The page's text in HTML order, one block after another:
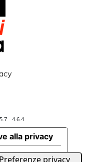
- 4.6.4
alla privacy